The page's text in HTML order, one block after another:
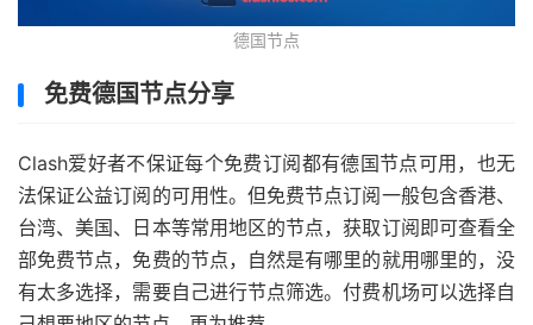
德国节点
免费德国节点分享
Clash爱好者不保证每个免费订阅都有德国节点可用，也无
法保证公益订阅的可用性。但免费节点订阅一般包含香港、
台湾、美国、日本等常用地区的节点，获取订阅即可查看全
部免费节点，免费的节点，自然是有哪里的就用哪里的，没
有太多选择，需要自己进行节点筛选。付费机场可以选择自